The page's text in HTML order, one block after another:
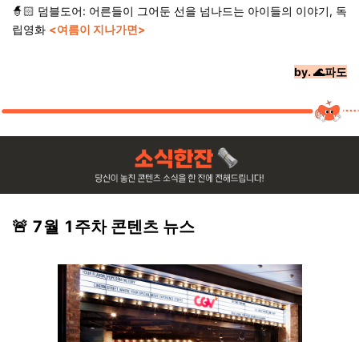
🧙🏻 덤블도어: 어른들이 그어둔 선을 넘나드는 아이들의 이야기, 독
립영화 <여름이 지나가면>
by.🌊파도
🚨 7월 1주차 콘텐츠 뉴스